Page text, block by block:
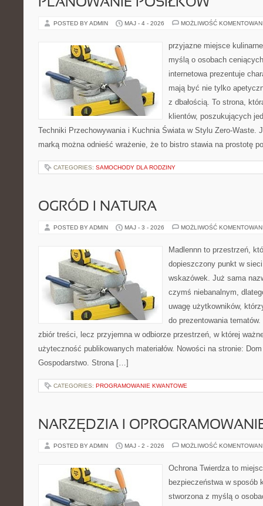
PLANOWANIE POSIŁKÓW
POSTED BY ADMIN MAJ - 4 - 2026 MOŻLIWOŚĆ
przyjazne miejsce
myślą o osobach
internetowa prezentuje
mają być nie tylko
z dbałością. To strona,
klientów, poszukujących
Techniki Przechowywania i Kuchnia Świata w Stylu Zero-Waste.
marką można odnieść wrażenie, że to bistro stawia na prostotę
CATEGORIES: SAMOCHODY DLA RODZINY
OGRÓD I NATURA
POSTED BY ADMIN MAJ - 3 - 2026 MOŻLIWOŚĆ
Madlennn to przestrzeń,
dopieszczony punkt w
wskazówek. Już sama
czymś niebanalnym,
uwagę użytkowników,
do prezentowania
zbiór treści, lecz przyjemna w odbiorze przestrzeń, w której
użyteczność publikowanych materiałów. Nowości na stronie:
Gospodarstwo. Strona […]
CATEGORIES: PROGRAMOWANIE KWANTOWE
NARZĘDZIA I
POSTED BY ADMIN MAJ - 2 - 2026 MOŻLIWOŚĆ
Ochrona Twierdza to
bezpieczeństwa w sposób
stworzona z myślą o